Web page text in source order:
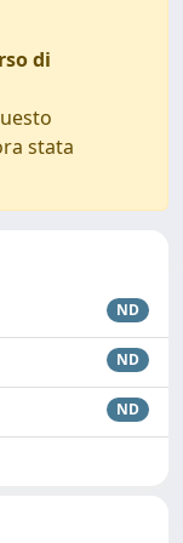
di
stata
ND
ND
ND